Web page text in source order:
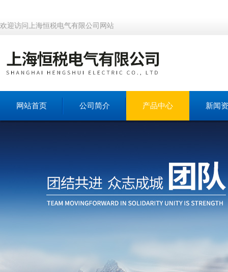
欢迎访问上海恒税电气有限公司网站
网站首页 公司简介 产品中心 新闻